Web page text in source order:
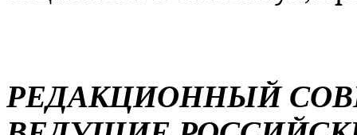
РЕДАКЦИОННЫЙ